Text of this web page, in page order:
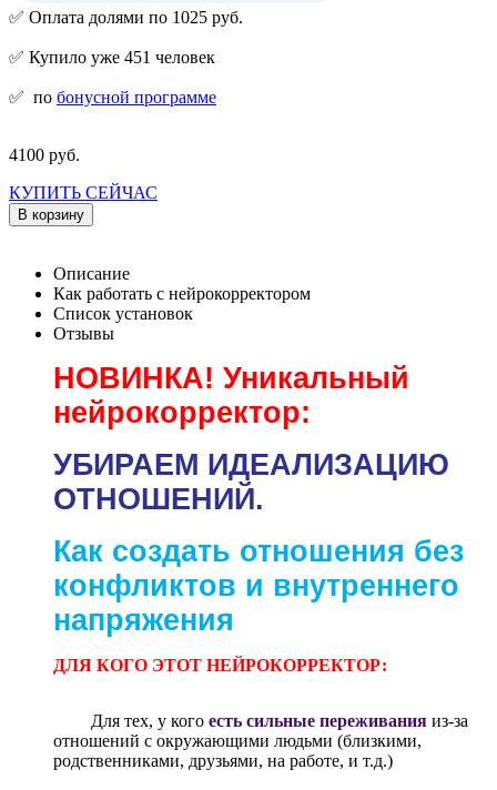
✅ Оплата долями по 1025 руб.
✅ Купило уже 451 человек
✅ по бонусной программе
4100 руб.
КУПИТЬ СЕЙЧАС
В корзину
Описание
Как работать с нейрокорректором
Список установок
Отзывы
НОВИНКА! Уникальный
нейрокорректор:
УБИРАЕМ ИДЕАЛИЗАЦИЮ
ОТНОШЕНИЙ.
Как создать отношения без
конфликтов и внутреннего
напряжения
ДЛЯ КОГО ЭТОТ НЕЙРОКОРРЕКТОР:
Для тех, у кого есть сильные переживания из-за
отношений с окружающими людьми (близкими,
родственниками, друзьями, на работе, и т.д.)